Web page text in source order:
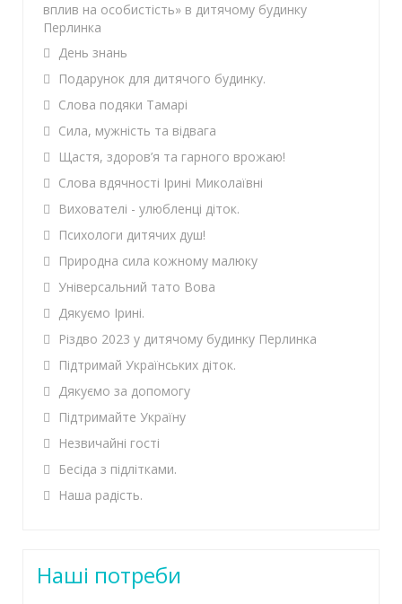
вплив на особистість» в дитячому будинку
Перлинка
День знань
Подарунок для дитячого будинку.
Слова подяки Тамарі
Сила, мужність та відвага
Щастя, здоров’я та гарного врожаю!
Слова вдячності Ірині Миколаївні
Вихователі - улюбленці діток.
Психологи дитячих душ!
Природна сила кожному малюку
Універсальний тато Вова
Дякуємо Ірині.
Різдво 2023 у дитячому будинку Перлинка
Підтримай Українських діток.
Дякуємо за допомогу
Підтримайте Україну
Незвичайні гості
Бесіда з підлітками.
Наша радість.
Наші потреби